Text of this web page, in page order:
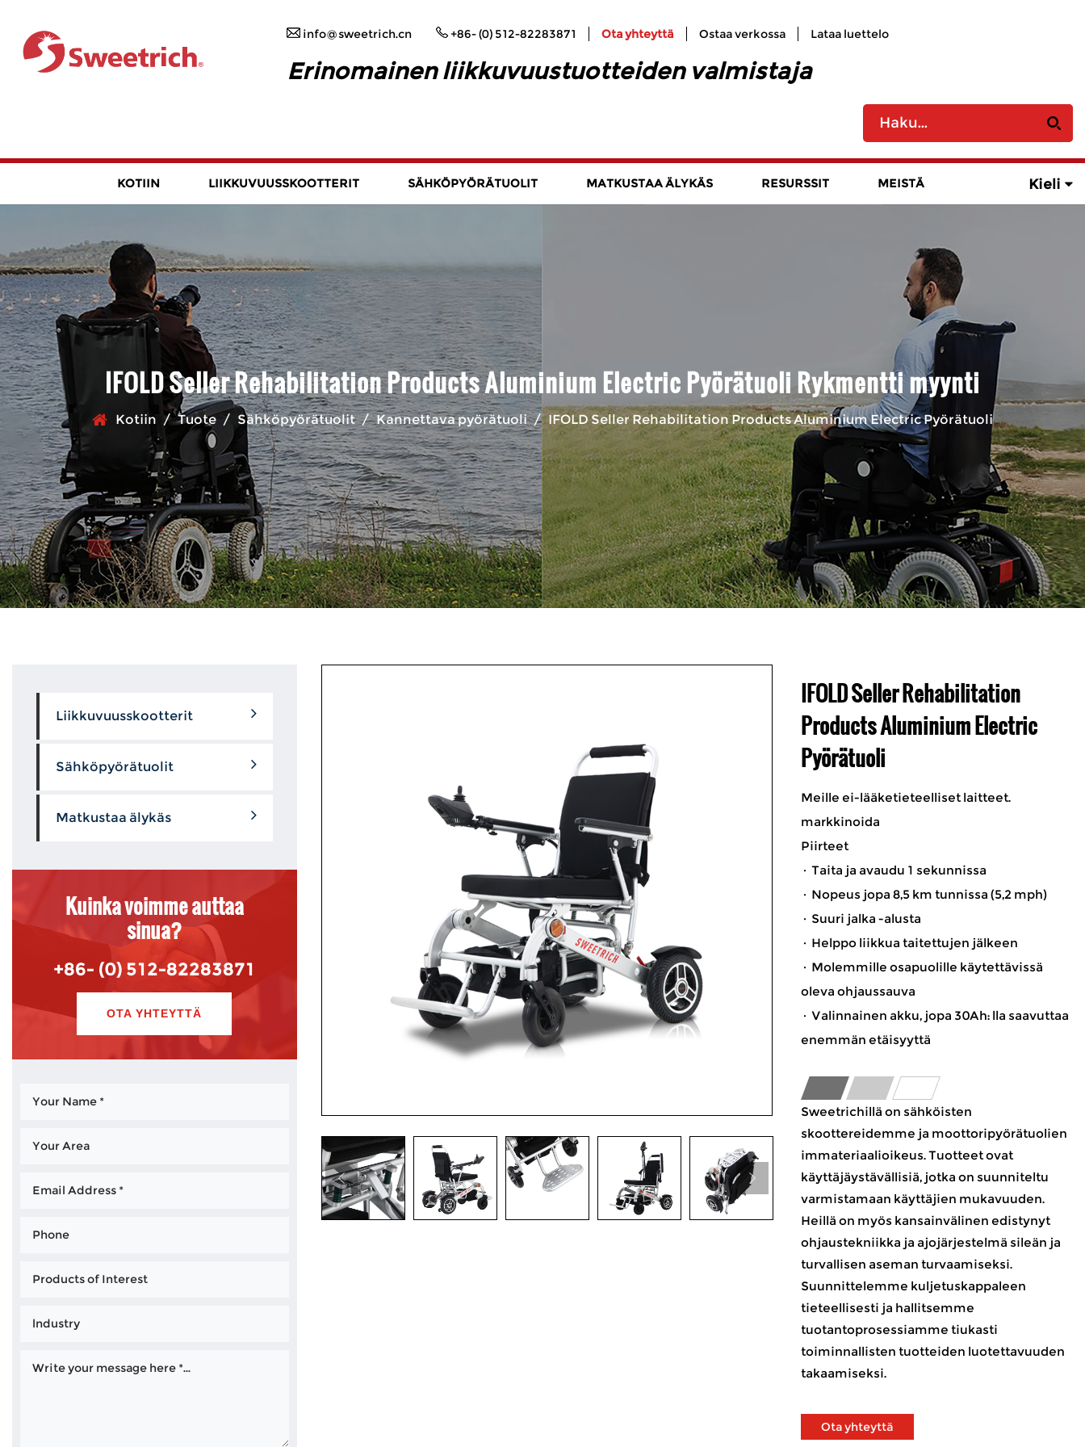
info@sweetrich.cn +86- (0) 512-82283871 Ota yhteyttä Ostaa verkossa Lataa luettelo
Erinomainen liikkuvuustuotteiden valmistaja
KOTIIN LIIKKUVUUSSKOOTTERIT SÄHKÖPYÖRÄTUOLIT MATKUSTAA ÄLYKÄS RESURSSIT MEISTÄ Kieli
IFOLD Seller Rehabilitation Products Aluminium Electric Pyörätuoli Rykmentti myynti
Kotiin / Tuote / Sähköpyörätuolit / Kannettava pyörätuoli / IFOLD Seller Rehabilitation Products Aluminium Electric Pyörätuoli
Liikkuvuusskootterit
Sähköpyörätuolit
Matkustaa älykäs
Kuinka voimme auttaa
sinua?
+86- (0) 512-82283871
OTA YHTEYTTÄ
IFOLD Seller Rehabilitation
Products Aluminium Electric
Pyörätuoli
Meille ei-lääketieteelliset laitteet.
markkinoida
Piirteet
· Taita ja avaudu 1 sekunnissa
· Nopeus jopa 8,5 km tunnissa (5,2 mph)
· Suuri jalka -alusta
· Helppo liikkua taitettujen jälkeen
· Molemmille osapuolille käytettävissä
oleva ohjaussauva
· Valinnainen akku, jopa 30Ah: lla saavuttaa
enemmän etäisyyttä
Sweetrichillä on sähköisten
skoottereidemme ja moottoripyörätuolien
immateriaalioikeus. Tuotteet ovat
käyttäjäystävällisiä, jotka on suunniteltu
varmistamaan käyttäjien mukavuuden.
Heillä on myös kansainvälinen edistynyt
ohjaustekniikka ja ajojärjestelmä sileän ja
turvallisen aseman turvaamiseksi.
Suunnittelemme kuljetuskappaleen
tieteellisesti ja hallitsemme
tuotantoprosessiamme tiukasti
toiminnallisten tuotteiden luotettavuuden
takaamiseksi.
Ota yhteyttä